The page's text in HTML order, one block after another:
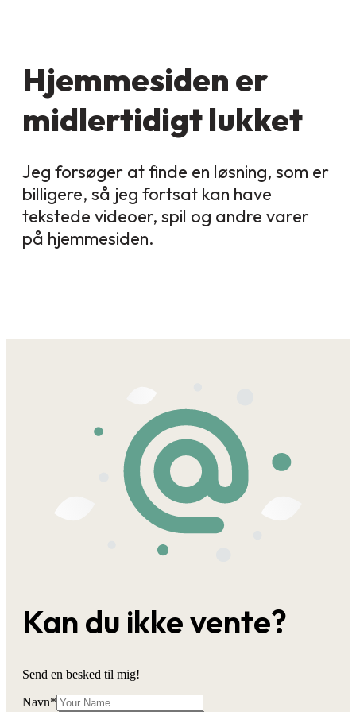
Hjemmesiden er
midlertidigt lukket
Jeg forsøger at finde en løsning, som er
billigere, så jeg fortsat kan have
tekstede videoer, spil og andre varer
på hjemmesiden.
Kan du ikke vente?
Send en besked til mig!
Navn*